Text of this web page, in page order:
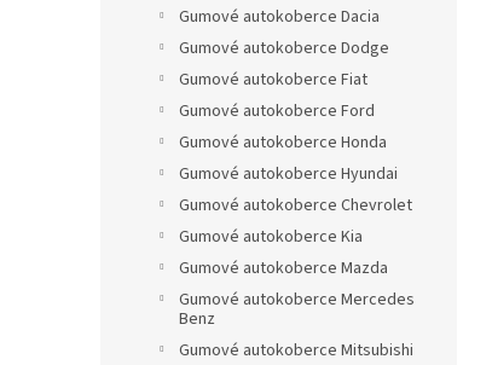
Gumové autokoberce Dacia
Gumové autokoberce Dodge
Gumové autokoberce Fiat
Gumové autokoberce Ford
Gumové autokoberce Honda
Gumové autokoberce Hyundai
Gumové autokoberce Chevrolet
Gumové autokoberce Kia
Gumové autokoberce Mazda
Gumové autokoberce Mercedes
Benz
Gumové autokoberce Mitsubishi